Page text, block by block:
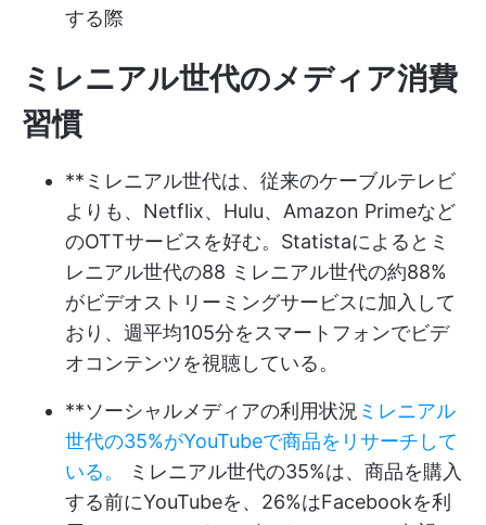
する際
ミレニアル世代のメディア消費
習慣
**ミレニアル世代は、従来のケーブルテレビ
よりも、Netflix、Hulu、Amazon Primeなど
のOTTサービスを好む。Statistaによると ミ
レニアル世代の88 ミレニアル世代の約88%
がビデオストリーミングサービスに加入して
おり、週平均105分をスマートフォンでビデ
オコンテンツを視聴している。
**ソーシャルメディアの利用状況 ミレニアル
世代の35%がYouTubeで商品をリサーチして
いる。
ミレニアル世代の35%は、商品を購入
する前にYouTubeを、26%はFacebookを利